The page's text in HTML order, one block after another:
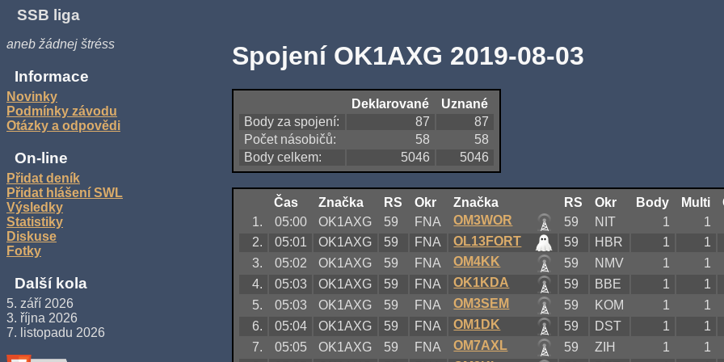
SSB liga
aneb žádnej štréss
Informace
Novinky
Podmínky závodu
Otázky a odpovědi
On-line
Přidat deník
Přidat hlášení SWL
Výsledky
Statistiky
Diskuse
Fotky
Další kola
5. září 2026
3. října 2026
7. listopadu 2026
Spojení OK1AXG 2019-08-03
Deklarované
Uznané
Body za spojení:
87
87
Počet násobičů:
58
58
Body celkem:
5046 5046
Čas Značka RS Okr Značka RS Okr Body Multi
1.
05:00 OK1AXG 59 FNA OM3WOR 59 NIT 1
1
2.
05:01 OK1AXG 59 FNA OL13FORT 59 HBR 1
1
3.
05:02 OK1AXG 59 FNA OM4KK 59 NMV 1
1
4.
05:03 OK1AXG 59 FNA OK1KDA 59 BBE 1
1
5.
05:03 OK1AXG 59 FNA OM3SEM 59 KOM 1
1
6.
05:04 OK1AXG 59 FNA OM1DK 59 DST 1
1
7.
05:05 OK1AXG 59 FNA OM7AXL 59 ZIH 1
1